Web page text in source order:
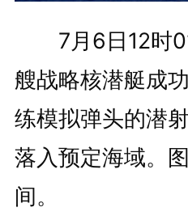
7月6日12时01
艘战略核潜艇成
练模拟弹头的潜
落入预定海域。
间。